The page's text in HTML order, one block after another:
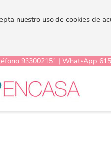
nuestro uso de cookies de
933002151 | WhatsApp